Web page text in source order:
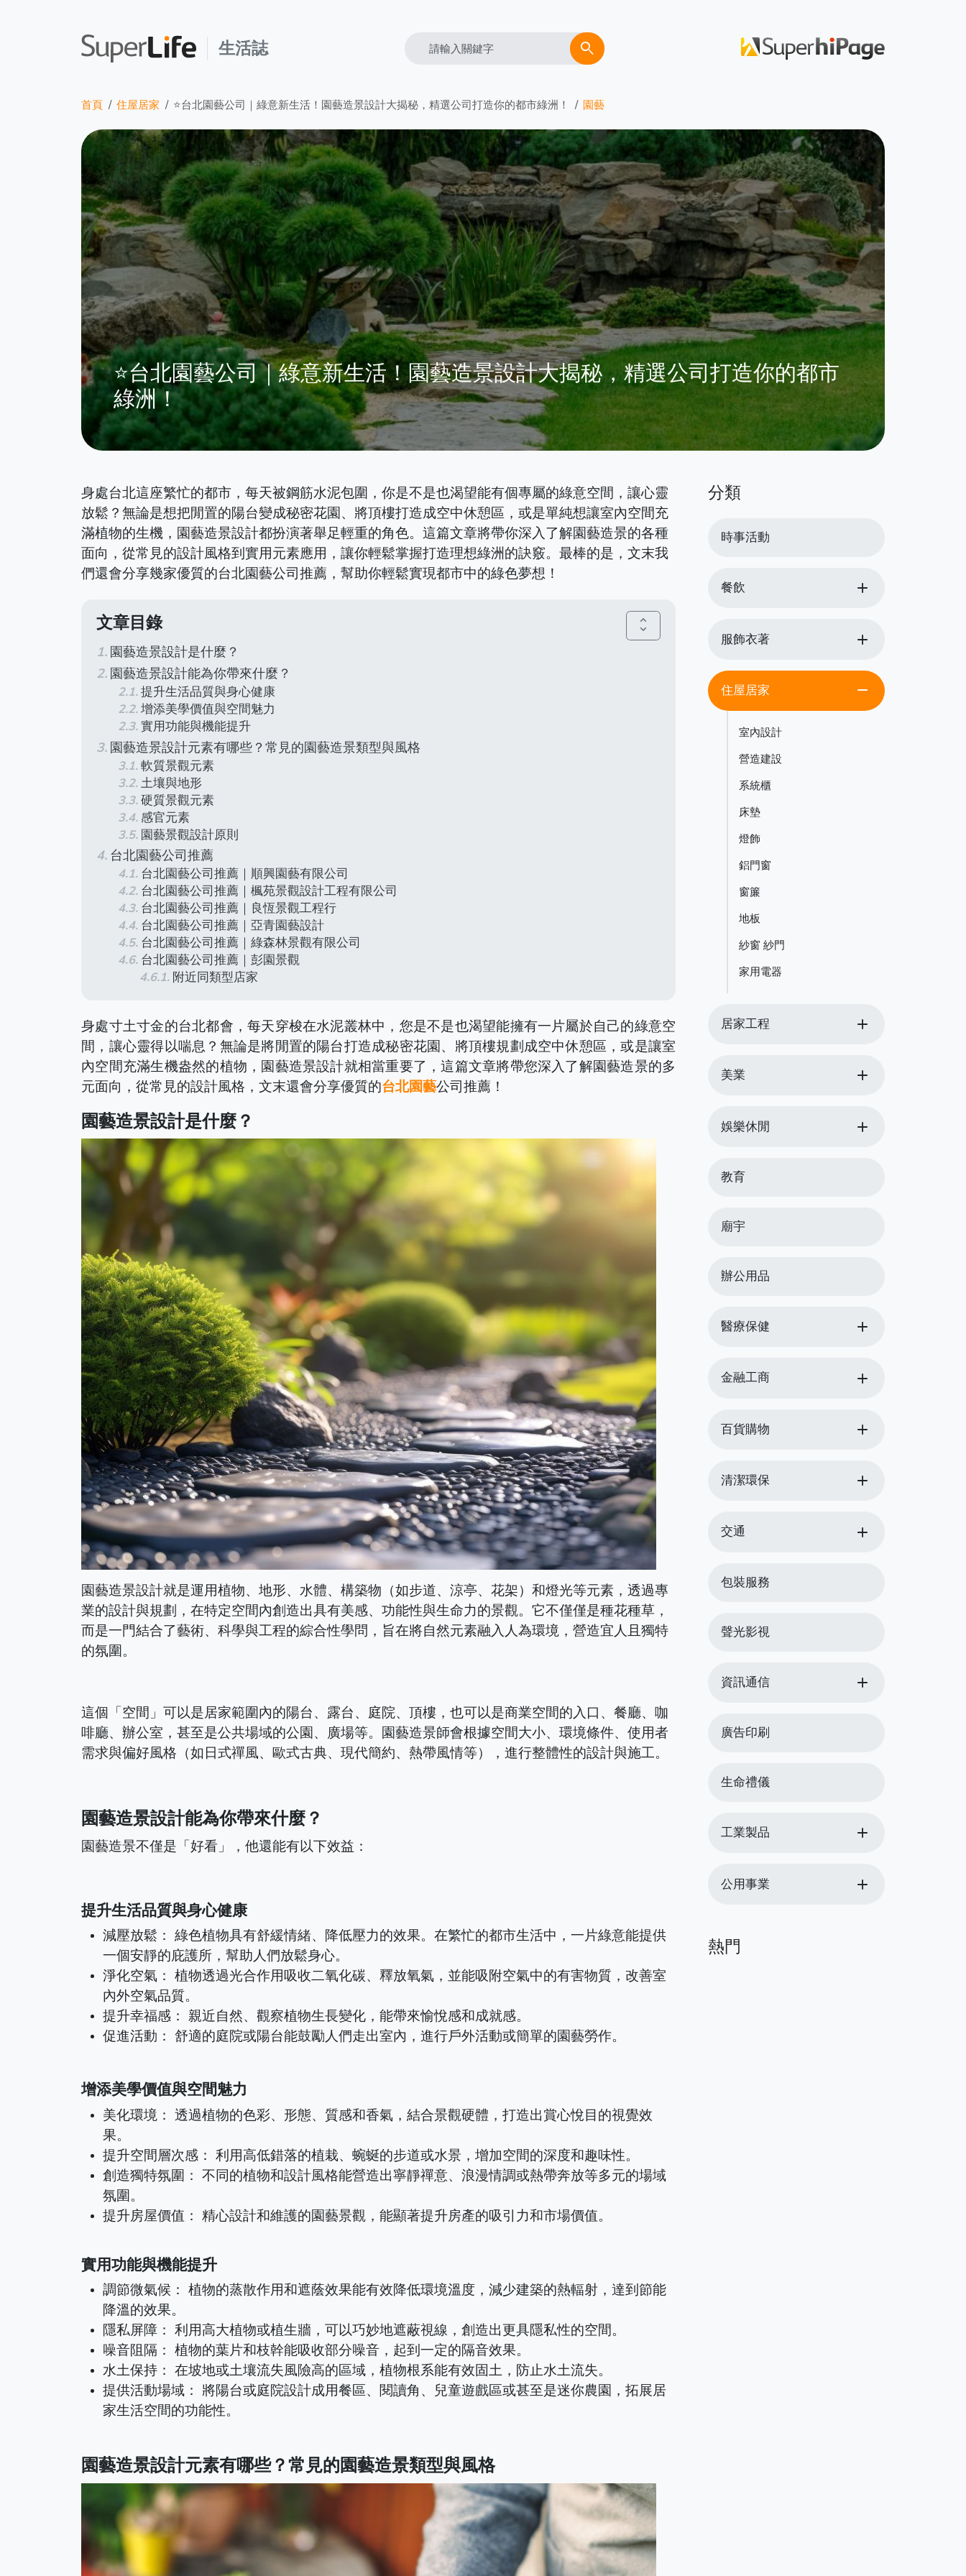
生活誌 Search search
首頁 住屋居家 ⭐台北園藝公司｜綠意新生活！園藝造景設計大揭秘，精選公司打造你的都市綠洲！ 園藝
⭐台北園藝公司｜綠意新生活！園藝造景設計大揭秘，精選公司打造你的都市
綠洲！
身處台北這座繁忙的都市，每天被鋼筋水泥包圍，你是不是也渴望能有個專屬的綠意空間，讓心靈
放鬆？無論是想把閒置的陽台變成秘密花園、將頂樓打造成空中休憩區，或是單純想讓室內空間充
滿植物的生機，園藝造景設計都扮演著舉足輕重的角色。這篇文章將帶你深入了解園藝造景的各種
面向，從常見的設計風格到實用元素應用，讓你輕鬆掌握打造理想綠洲的訣竅。最棒的是，文末我
們還會分享幾家優質的台北園藝公司推薦，幫助你輕鬆實現都市中的綠色夢想！
文章目錄 unfold_more
園藝造景設計是什麼？
園藝造景設計能為你帶來什麼？
提升生活品質與身心健康
增添美學價值與空間魅力
實用功能與機能提升
園藝造景設計元素有哪些？常見的園藝造景類型與風格
軟質景觀元素
土壤與地形
硬質景觀元素
感官元素
園藝景觀設計原則
台北園藝公司推薦
台北園藝公司推薦｜順興園藝有限公司
台北園藝公司推薦｜楓苑景觀設計工程有限公司
台北園藝公司推薦｜良恆景觀工程行
台北園藝公司推薦｜亞青園藝設計
台北園藝公司推薦｜綠森林景觀有限公司
台北園藝公司推薦｜彭園景觀
附近同類型店家
身處寸土寸金的台北都會，每天穿梭在水泥叢林中，您是不是也渴望能擁有一片屬於自己的綠意空
間，讓心靈得以喘息？無論是將閒置的陽台打造成秘密花園、將頂樓規劃成空中休憩區，或是讓室
內空間充滿生機盎然的植物，園藝造景設計就相當重要了，這篇文章將帶您深入了解園藝造景的多
元面向，從常見的設計風格，文末還會分享優質的台北園藝公司推薦！
園藝造景設計是什麼？
園藝造景設計就是運用植物、地形、水體、構築物（如步道、涼亭、花架）和燈光等元素，透過專
業的設計與規劃，在特定空間內創造出具有美感、功能性與生命力的景觀。它不僅僅是種花種草，
而是一門結合了藝術、科學與工程的綜合性學問，旨在將自然元素融入人為環境，營造宜人且獨特
的氛圍。
這個「空間」可以是居家範圍內的陽台、露台、庭院、頂樓，也可以是商業空間的入口、餐廳、咖
啡廳、辦公室，甚至是公共場域的公園、廣場等。園藝造景師會根據空間大小、環境條件、使用者
需求與偏好風格（如日式禪風、歐式古典、現代簡約、熱帶風情等），進行整體性的設計與施工。
園藝造景設計能為你帶來什麼？
園藝造景不僅是「好看」，他還能有以下效益：
提升生活品質與身心健康
減壓放鬆： 綠色植物具有舒緩情緒、降低壓力的效果。在繁忙的都市生活中，一片綠意能提供
一個安靜的庇護所，幫助人們放鬆身心。
淨化空氣： 植物透過光合作用吸收二氧化碳、釋放氧氣，並能吸附空氣中的有害物質，改善室
內外空氣品質。
提升幸福感： 親近自然、觀察植物生長變化，能帶來愉悅感和成就感。
促進活動： 舒適的庭院或陽台能鼓勵人們走出室內，進行戶外活動或簡單的園藝勞作。
增添美學價值與空間魅力
美化環境： 透過植物的色彩、形態、質感和香氣，結合景觀硬體，打造出賞心悅目的視覺效
果。
提升空間層次感： 利用高低錯落的植栽、蜿蜒的步道或水景，增加空間的深度和趣味性。
創造獨特氛圍： 不同的植物和設計風格能營造出寧靜禪意、浪漫情調或熱帶奔放等多元的場域
氛圍。
提升房屋價值： 精心設計和維護的園藝景觀，能顯著提升房產的吸引力和市場價值。
實用功能與機能提升
調節微氣候： 植物的蒸散作用和遮蔭效果能有效降低環境溫度，減少建築的熱輻射，達到節能
降溫的效果。
隱私屏障： 利用高大植物或植生牆，可以巧妙地遮蔽視線，創造出更具隱私性的空間。
噪音阻隔： 植物的葉片和枝幹能吸收部分噪音，起到一定的隔音效果。
水土保持： 在坡地或土壤流失風險高的區域，植物根系能有效固土，防止水土流失。
提供活動場域： 將陽台或庭院設計成用餐區、閱讀角、兒童遊戲區或甚至是迷你農園，拓展居
家生活空間的功能性。
園藝造景設計元素有哪些？常見的園藝造景類型與風格
分類
時事活動
餐飲 add
服飾衣著 add
住屋居家 remove
室內設計
營造建設
系統櫃
床墊
燈飾
鋁門窗
窗簾
地板
紗窗 紗門
家用電器
居家工程 add
美業 add
娛樂休閒 add
教育
廟宇
辦公用品
醫療保健 add
金融工商 add
百貨購物 add
清潔環保 add
交通 add
包裝服務
聲光影視
資訊通信 add
廣告印刷
生命禮儀
工業製品 add
公用事業 add
熱門